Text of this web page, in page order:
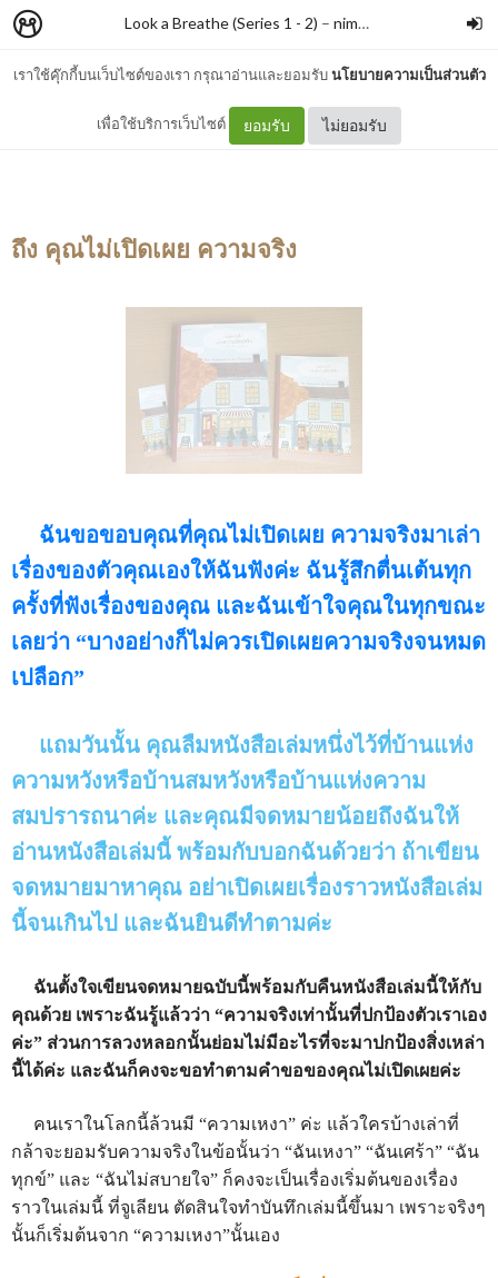
เราใช้คุ๊กกี้บนเว็บไซต์ของเรา กรุณาอ่านและยอมรับนโยบายความเป็นส่วนตัว
เพื่อใช้บริการเว็บไซต์ ยอมรับ ไม่ยอมรับ
Look a Breathe (Series 1 - 2) – nimon
สมุดบันทึกแห่งความสัตย์จริง
ถึง คุณไม่เปิดเผย ความจริง
ฉันขอขอบคุณที่คุณไม่เปิดเผย ความจริงมาเล่า
เรื่องของตัวคุณเองให้ฉันฟังค่ะ ฉันรู้สึกตื่นเต้นทุก
ครั้งที่ฟังเรื่องของคุณ และฉันเข้าใจคุณในทุกขณะ
เลยว่า “บางอย่างก็ไม่ควรเปิดเผยความจริงจนหมด
เปลือก”
แถมวันนั้น คุณลืมหนังสือเล่มหนึ่งไว้ที่บ้านแห่ง
ความหวังหรือบ้านสมหวังหรือบ้านแห่งความ
สมปรารถนาค่ะ และคุณมีจดหมายน้อยถึงฉันให้
อ่านหนังสือเล่มนี้ พร้อมกับบอกฉันด้วยว่า ถ้าเขียน
จดหมายมาหาคุณ อย่าเปิดเผยเรื่องราวหนังสือเล่ม
นี้จนเกินไป และฉันยินดีทำตามค่ะ
ฉันตั้งใจเขียนจดหมายฉบับนี้พร้อมกับคืนหนังสือเล่มนี้ให้กับ
คุณด้วย เพราะฉันรู้แล้วว่า “ความจริงเท่านั้นที่ปกป้องตัวเราเอง
ค่ะ” ส่วนการลวงหลอกนั้นย่อมไม่มีอะไรที่จะมาปกป้องสิ่งเหล่า
นี้ได้ค่ะ และฉันก็คงจะขอทำตามคำขอของคุณไม่เปิดเผยค่ะ
คนเราในโลกนี้ล้วนมี “ความเหงา” ค่ะ แล้วใครบ้างเล่าที่
กล้าจะยอมรับความจริงในข้อนั้นว่า “ฉันเหงา” “ฉันเศร้า” “ฉัน
ทุกข์” และ “ฉันไม่สบายใจ” ก็คงจะเป็นเรื่องเริ่มต้นของเรื่อง
ราวในเล่มนี้ ที่จูเลียน ตัดสินใจทำบันทึกเล่มนี้ขึ้นมา เพราะจริงๆ
นั้นก็เริ่มต้นจาก “ความเหงา”นั้นเอง